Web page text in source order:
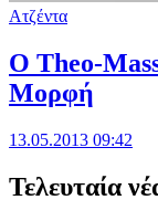
Ατζέντα
O Theo-
Μορφή
13.05.2013 09:42
Τελευταία